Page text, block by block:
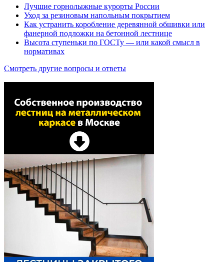
Лучшие горнолыжные курорты России
Уход за резиновым напольным покрытием
Как устранить коробление деревянной обшивки или
фанерной подложки на бетонной лестнице
Высота ступеньки по ГОСТу — или какой смысл в
нормативах
Смотреть другие вопросы и ответы